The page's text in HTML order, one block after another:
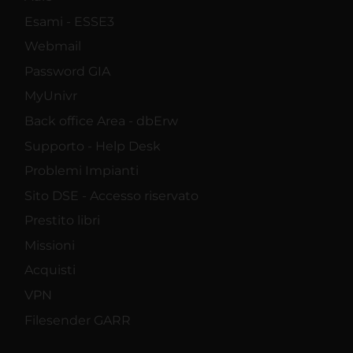
Esami - ESSE3
Webmail
Password GIA
MyUnivr
Back office Area - dbErw
Supporto - Help Desk
Problemi Impianti
Sito DSE - Accesso riservato
Prestito libri
Missioni
Acquisti
VPN
Filesender GARR